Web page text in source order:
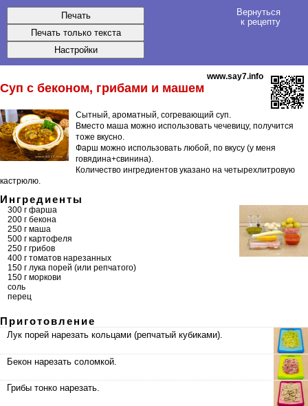
Вернуться
к рецепту
www.say7.info
Суп с беконом, грибами и машем
Сытный, ароматный, согревающий суп.
Вместо маша можно использовать чечевицу, получится
тоже вкусно.
Фарш можно использовать любой, по вкусу (у меня
говядина+свинина).
Количество ингредиентов указано на четырехлитровую
кастрюлю.
Ингредиенты
300 г фарша
200 г бекона
250 г маша
500 г картофеля
250 г грибов
400 г томатов нарезанных
150 г лука порей (или репчатого)
150 г моркови
соль
перец
Приготовление
Лук порей нарезать кольцами (репчатый кубиками).
Бекон нарезать соломкой.
Грибы тонко нарезать.